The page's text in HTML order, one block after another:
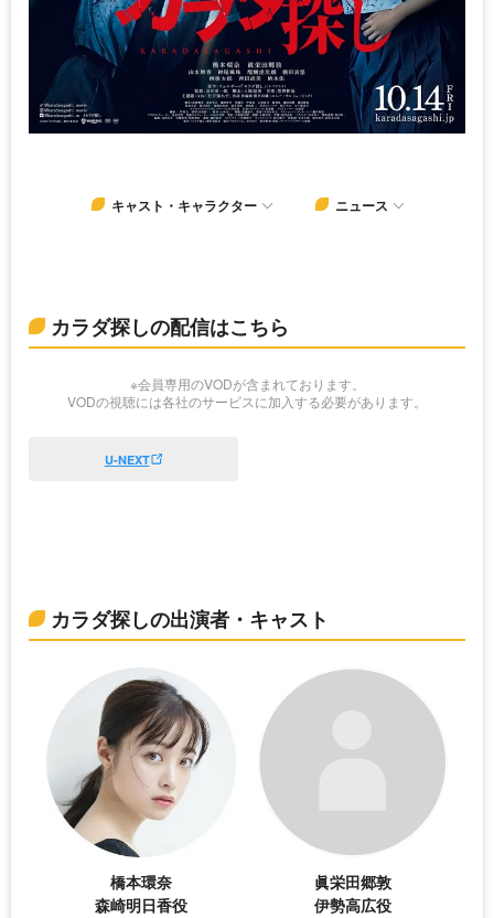
キャスト・キャラクター ニュース
カラダ探しの配信はこちら
※会員専用のVODが含まれております。
VODの視聴には各社のサービスに加入する必要があります。
U-NEXT
カラダ探しの出演者・キャスト
橋本環奈
森崎明日香役
眞栄田郷敦
伊勢高広役